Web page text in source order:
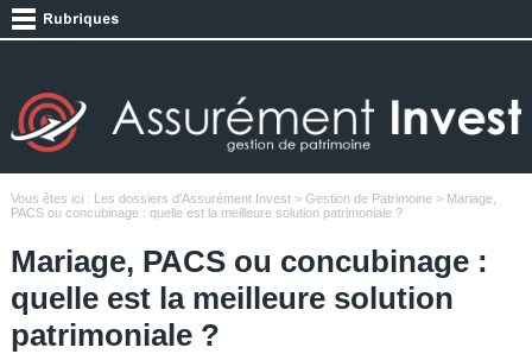
Vous êtes ici : Les dossiers d'Assurément Invest> Gestion de Patrimoine> Mariage,
PACS ou concubinage : quelle est la meilleure solution patrimoniale ?
Mariage, PACS ou concubinage :
quelle est la meilleure solution
patrimoniale ?